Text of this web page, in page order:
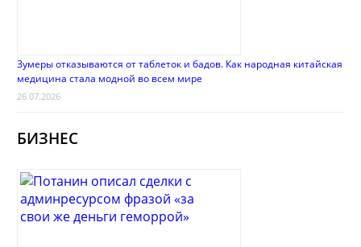
Зумеры отказываются от таблеток и бадов. Как народная китайская
медицина стала модной во всем мире
26.07.2026
БИЗНЕС